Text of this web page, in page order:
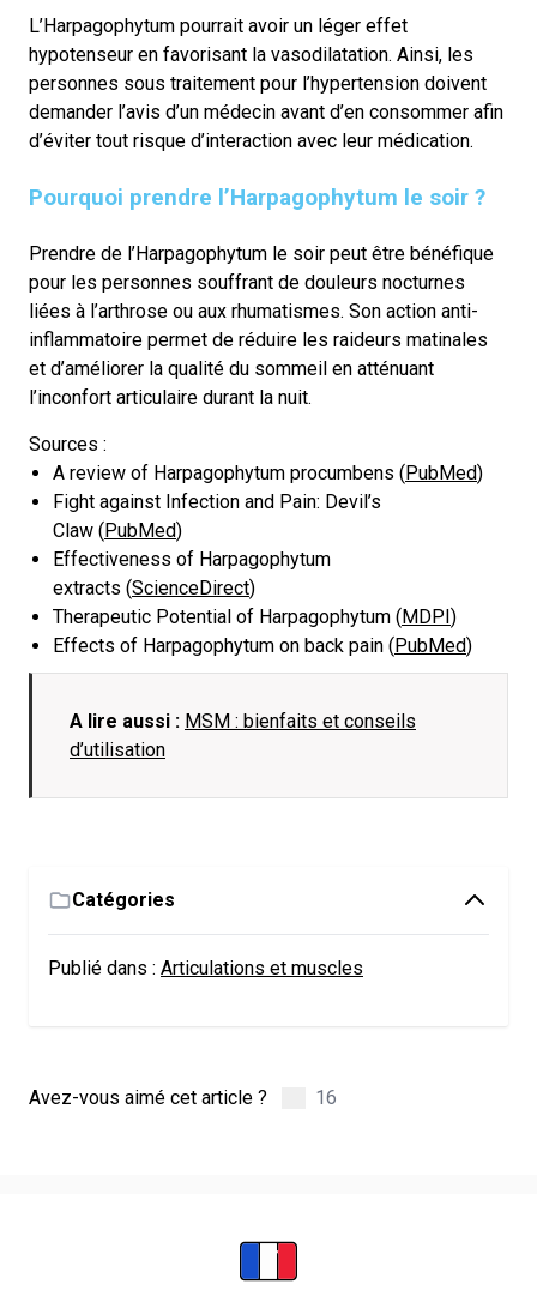
L’Harpagophytum pourrait avoir un léger effet
hypotenseur en favorisant la vasodilatation. Ainsi, les
personnes sous traitement pour l’hypertension doivent
demander l’avis d’un médecin avant d’en consommer afin
d’éviter tout risque d’interaction avec leur médication.
Pourquoi prendre l’Harpagophytum le soir ?
Prendre de l’Harpagophytum le soir peut être bénéfique
pour les personnes souffrant de douleurs nocturnes
liées à l’arthrose ou aux rhumatismes. Son action anti-
inflammatoire permet de réduire les raideurs matinales
et d’améliorer la qualité du sommeil en atténuant
l’inconfort articulaire durant la nuit.
Sources :
A review of Harpagophytum procumbens (PubMed)
Fight against Infection and Pain: Devil’s
Claw (PubMed)
Effectiveness of Harpagophytum
extracts (ScienceDirect)
Therapeutic Potential of Harpagophytum (MDPI)
Effects of Harpagophytum on back pain (PubMed)
A lire aussi : MSM : bienfaits et conseils
d’utilisation
Catégories
Publié dans : Articulations et muscles
Avez-vous aimé cet article ? 16